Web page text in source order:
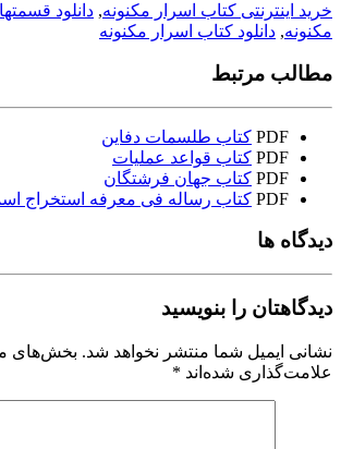
خرید اینترنتی کتاب اسرار مکنونه, دانلود
مکنونه, دانلود کتاب اسرار مکنونه
مطالب مرتبط
PDF کتاب طلسمات دفاین
PDF کتاب قواعد عملیات
PDF کتاب جهان فرشتگان
PDF کتاب رساله فی معرفه استخراج
دیدگاه ها
دیدگاهتان را بنویسید
نشانی ایمیل شما منتشر نخواهد شد. بخش‌های
علامت‌گذاری شده‌اند *